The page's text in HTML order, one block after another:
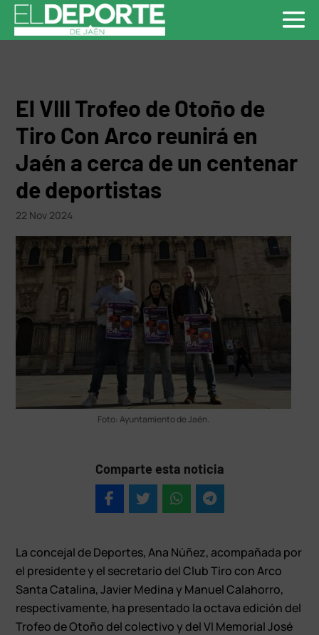
El VIII Trofeo de Otoño de
Tiro Con Arco reunirá en
Jaén a cerca de un centenar
de deportistas
22 Nov 2024
Foto: Ayuntamiento de Jaén.
Comparte esta noticia
La concejal de Deportes, Ana Núñez, acompañada por
el presidente y el secretario del Club Tiro con Arco
Santa Catalina, Javier Medina y Manuel Calahorro,
respectivamente, ha presentado la octava edición del
Trofeo de Otoño del colectivo y del VI Memorial José